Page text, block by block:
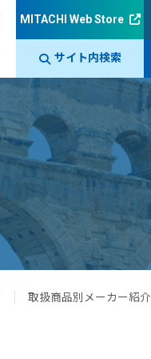
MITACHI Web Store
サイト内検索
取扱商品別メーカー紹介